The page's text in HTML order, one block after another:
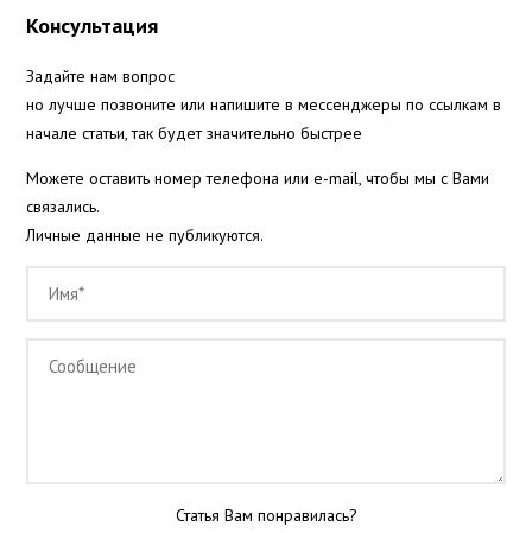
Консультация
Задайте нам вопрос
но лучше позвоните или напишите в мессенджеры по ссылкам в
начале статьи, так будет значительно быстрее
Можете оставить номер телефона или e-mail, чтобы мы с Вами
связались.
Личные данные не публикуются.
Статья Вам понравилась?